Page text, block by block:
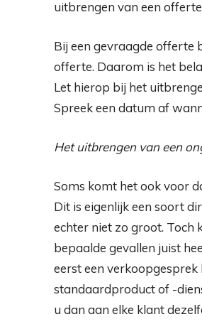
uitbrengen van een
Bij een gevraagde offerte
offerte. Daarom is het
Let hierop bij het
Spreek een datum af
Het uitbrengen van een
Soms komt het ook voor
Dit is eigenlijk een soort
echter niet zo groot. Toch
bepaalde gevallen juist
eerst een
standaardproduct of -
u dan aan elke klant